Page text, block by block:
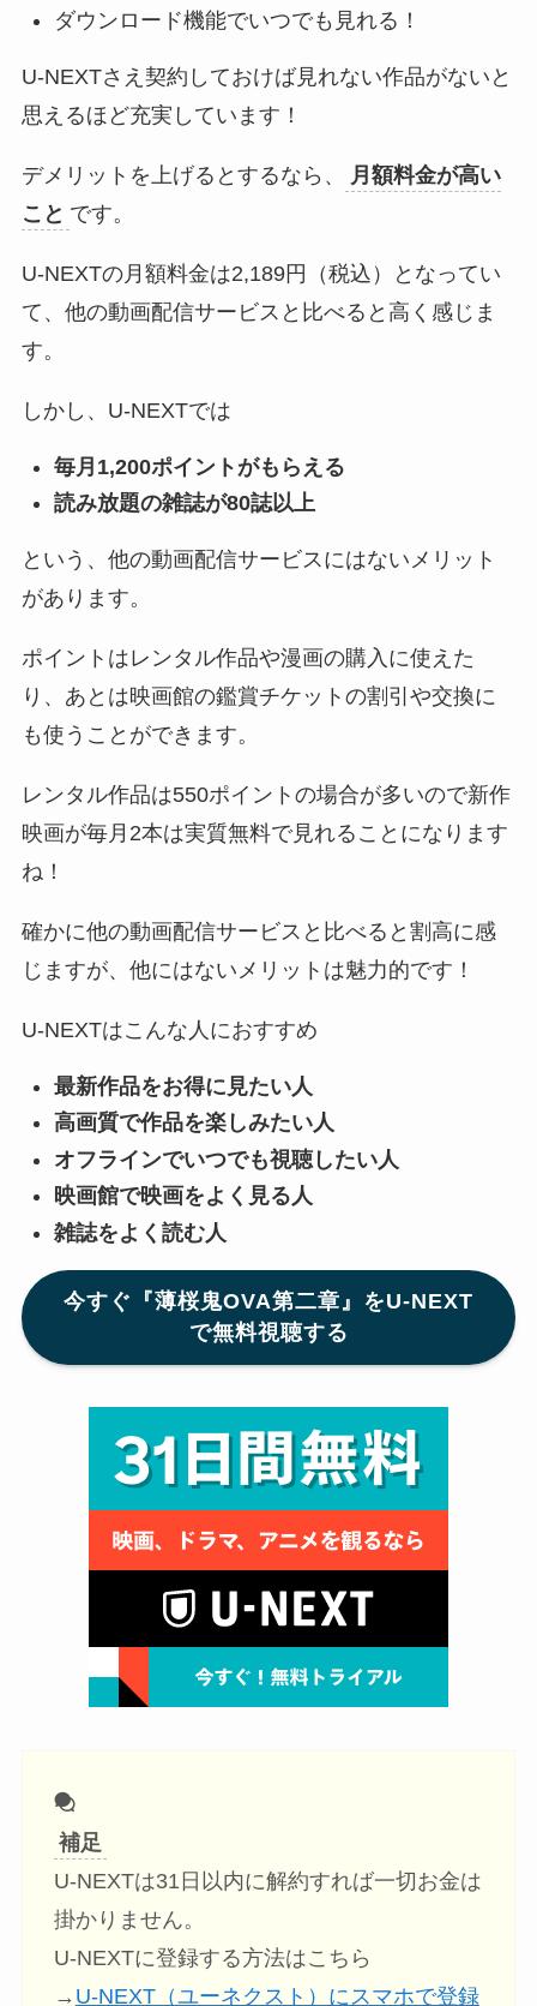
ダウンロード機能でいつでも見れる！
U-NEXTさえ契約しておけば見れない作品がないと
思えるほど充実しています！
デメリットを上げるとするなら、
月額料金が高い
こと です。
U-NEXTの月額料金は2,189円（税込）となってい
て、他の動画配信サービスと比べると高く感じま
す。
しかし、U-NEXTでは
毎月1,200ポイントがもらえる
読み放題の雑誌が80誌以上
という、他の動画配信サービスにはないメリット
があります。
ポイントはレンタル作品や漫画の購入に使えた
り、あとは映画館の鑑賞チケットの割引や交換に
も使うことができます。
レンタル作品は550ポイントの場合が多いので新作
映画が毎月2本は実質無料で見れることになります
ね！
確かに他の動画配信サービスと比べると割高に感
じますが、他にはないメリットは魅力的です！
U-NEXTはこんな人におすすめ
最新作品をお得に見たい人
高画質で作品を楽しみたい人
オフラインでいつでも視聴したい人
映画館で映画をよく見る人
雑誌をよく読む人
今すぐ『薄桜鬼OVA第二章』をU-NEXT
で無料視聴する
補足
U-NEXTは31日以内に解約すれば一切お金は
掛かりません。
U-NEXTに登録する方法はこちら
→ U-NEXT（ユーネクスト）にスマホで登録